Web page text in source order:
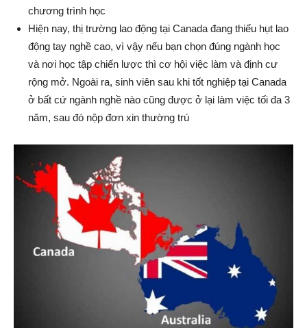
chương trình học
Hiện nay, thị trường lao động tại Canada đang thiếu hụt lao
động tay nghề cao, vì vậy nếu bạn chọn đúng ngành học
và nơi học tập chiến lược thì cơ hội việc làm và định cư
rộng mở. Ngoài ra, sinh viên sau khi tốt nghiệp tại Canada
ở bất cứ ngành nghề nào cũng được ở lại làm việc tối đa 3
năm, sau đó nộp đơn xin thường trú